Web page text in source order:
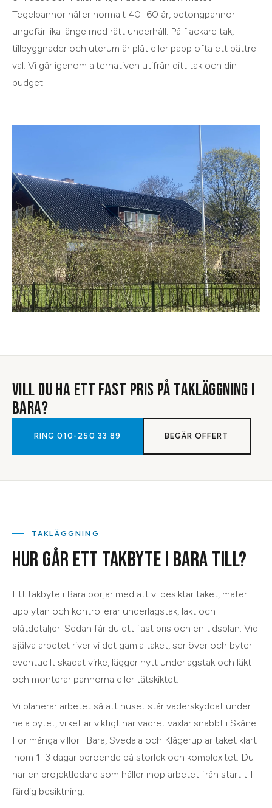
Tegelpannor håller normalt 40–60 år, betongpannor
ungefär lika länge med rätt underhåll. På flackare tak,
tillbyggnader och uterum är plåt eller papp ofta ett bättre
val. Vi går igenom alternativen utifrån ditt tak och din
budget.
VILL DU HA ETT FAST PRIS PÅ TAKLÄGGNING I
BARA?
RING010-250 33 89 BEGÄR OFFERT
TAKLÄGGNING
HUR GÅR ETT TAKBYTE I BARA TILL?
Ett takbyte i Bara börjar med att vi besiktar taket, mäter
upp ytan och kontrollerar underlagstak, läkt och
plåtdetaljer. Sedan får du ett fast pris och en tidsplan. Vid
själva arbetet river vi det gamla taket, ser över och byter
eventuellt skadat virke, lägger nytt underlagstak och läkt
och monterar pannorna eller tätskiktet.
Vi planerar arbetet så att huset står väderskyddat under
hela bytet, vilket är viktigt när vädret växlar snabbt i Skåne.
För många villor i Bara, Svedala och Klågerup är taket klart
inom 1–3 dagar beroende på storlek och komplexitet. Du
har en projektledare som håller ihop arbetet från start till
färdig besiktning.